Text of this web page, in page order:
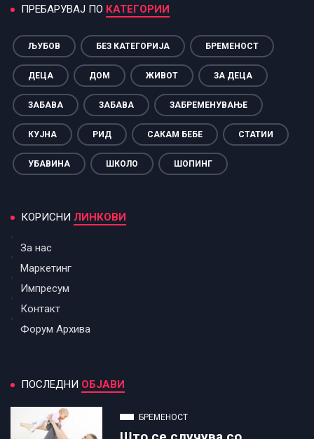
ПРЕБАРУВАЈ ПО КАТЕГОРИИ
ЉУБОВ БЕЗ КАТЕГОРИЈА БРЕМЕНОСТ
ДЕЦА ДОМ ЖИВОТ ЗА ДЕЦА
ЗАБАВА ЗАБАВА ЗАБРЕМЕНУВАЊЕ
КУЈНА РИД САКАМ БЕБЕ СТАТИИ
УБАВИНА ШКОЛО ШОПИНГ
КОРИСНИ ЛИНКОВИ
За нас
Маркетинг
Импресум
Контакт
Форум Архива
ПОСЛЕДНИ ОБЈАВИ
БРЕМЕНОСТ